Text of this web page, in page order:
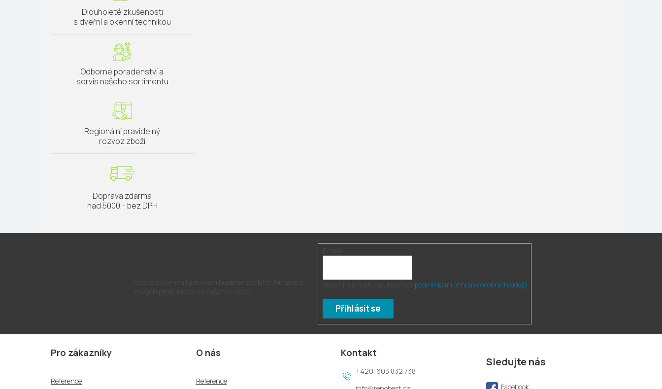
Dlouholeté zkušenosti
s dveřní a okenní technikou
Odborné poradenství a
servis našeho sortimentu
Regionální pravidelný
rozvoz zboží
Doprava zdarma
nad 5000,- bez DPH
podmínkami ochrany osobních údajů
Přihlásit se
Z
Pro zákazníky
Reference
O nás
Reference
Kontakt
603 832 738
Sledujte nás
Facebook